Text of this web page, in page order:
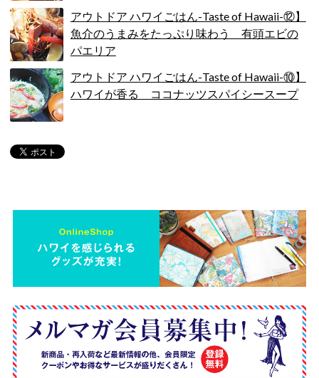
アウトドア ハワイごはん-Taste of Hawaii-⑫】
魚介のうまみをたっぷり味わう 有頭エビの
パエリア
アウトドア ハワイごはん-Taste of Hawaii-⑩】
ハワイが香る ココナッツスパイシースープ